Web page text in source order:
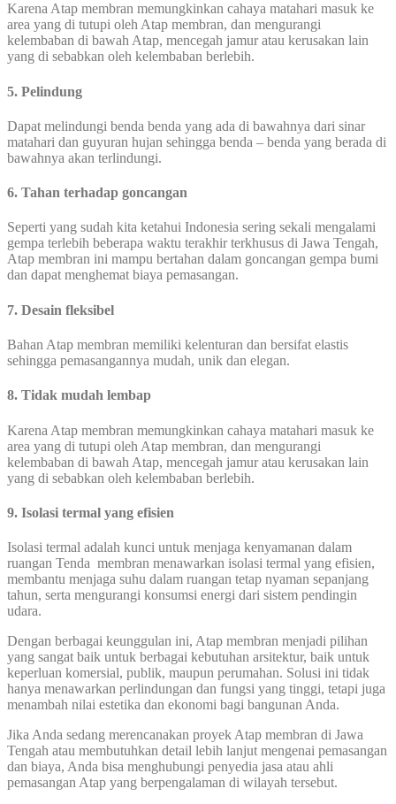
Karena Atap membran memungkinkan cahaya matahari masuk ke
area yang di tutupi oleh Atap membran, dan mengurangi
kelembaban di bawah Atap, mencegah jamur atau kerusakan lain
yang di sebabkan oleh kelembaban berlebih.
5. Pelindung
Dapat melindungi benda benda yang ada di bawahnya dari sinar
matahari dan guyuran hujan sehingga benda – benda yang berada di
bawahnya akan terlindungi.
6. Tahan terhadap goncangan
Seperti yang sudah kita ketahui Indonesia sering sekali mengalami
gempa terlebih beberapa waktu terakhir terkhusus di Jawa Tengah,
Atap membran ini mampu bertahan dalam goncangan gempa bumi
dan dapat menghemat biaya pemasangan.
7. Desain fleksibel
Bahan Atap membran memiliki kelenturan dan bersifat elastis
sehingga pemasangannya mudah, unik dan elegan.
8. Tidak mudah lembap
Karena Atap membran memungkinkan cahaya matahari masuk ke
area yang di tutupi oleh Atap membran, dan mengurangi
kelembaban di bawah Atap, mencegah jamur atau kerusakan lain
yang di sebabkan oleh kelembaban berlebih.
9. Isolasi termal yang efisien
Isolasi termal adalah kunci untuk menjaga kenyamanan dalam
ruangan Tenda membran menawarkan isolasi termal yang efisien,
membantu menjaga suhu dalam ruangan tetap nyaman sepanjang
tahun, serta mengurangi konsumsi energi dari sistem pendingin
udara.
Dengan berbagai keunggulan ini, Atap membran menjadi pilihan
yang sangat baik untuk berbagai kebutuhan arsitektur, baik untuk
keperluan komersial, publik, maupun perumahan. Solusi ini tidak
hanya menawarkan perlindungan dan fungsi yang tinggi, tetapi juga
menambah nilai estetika dan ekonomi bagi bangunan Anda.
Jika Anda sedang merencanakan proyek Atap membran di Jawa
Tengah atau membutuhkan detail lebih lanjut mengenai pemasangan
dan biaya, Anda bisa menghubungi penyedia jasa atau ahli
pemasangan Atap yang berpengalaman di wilayah tersebut.